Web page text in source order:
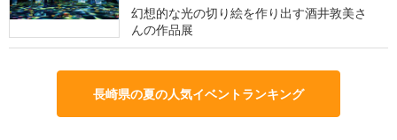
幻想的な光の切り絵を作り出す酒井敦美さ
んの作品展
長崎県の夏の人気イベントランキング